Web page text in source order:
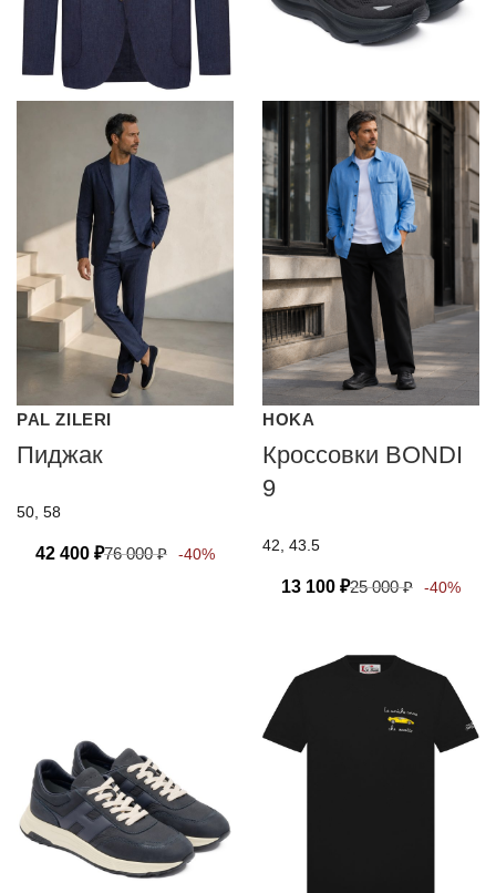
PAL ZILERI
Пиджак
50, 58
42 400 ₽76 000₽ -40%
HOKA
Кроссовки BONDI
9
42, 43.5
13 100 ₽25 000₽ -40%